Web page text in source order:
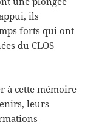
ils
forts qui ont
du CLOS
à cette mémoire
leurs